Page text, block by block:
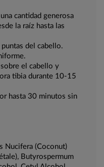
cantidad generosa
la raíz hasta las
del cabello.
el cabello y
tibia durante 10-15
hasta 30 minutos sin
Nucifera (Coconut)
Butyrospermum